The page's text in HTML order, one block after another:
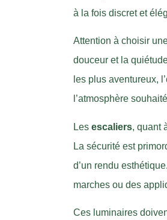
à la fois discret et
Attention à choisir
douceur et la
les plus aventureux,
l’atmosphère
Les escaliers, quant
La sécurité est
d’un rendu
marches ou des
Ces luminaires